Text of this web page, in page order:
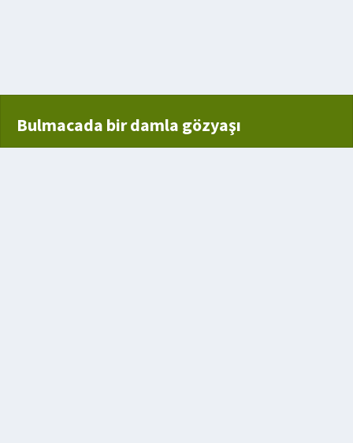
Bulmacada bir damla gözyaşı